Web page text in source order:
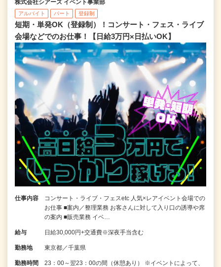
株式会社シアーズ イベント事業部
アルバイト パート 登録制
短期・単発OK（登録制）！コンサート・フェス・ライブ
会場などでのお仕事！【日給3万円×日払いOK】
仕事内容
コンサート・ライブ・フェスetc 人気×レアイベント会場での
お仕事 ■案内／整理業務 お客さんに対して入り口の誘導や席
の案内 ■販売業務 イベ…
給与 日給30,000円+交通費※深夜手当含む
勤務地 東京都／千葉県
勤務時間
23：00～翌23：00の間（休憩あり） ※イベントによって、